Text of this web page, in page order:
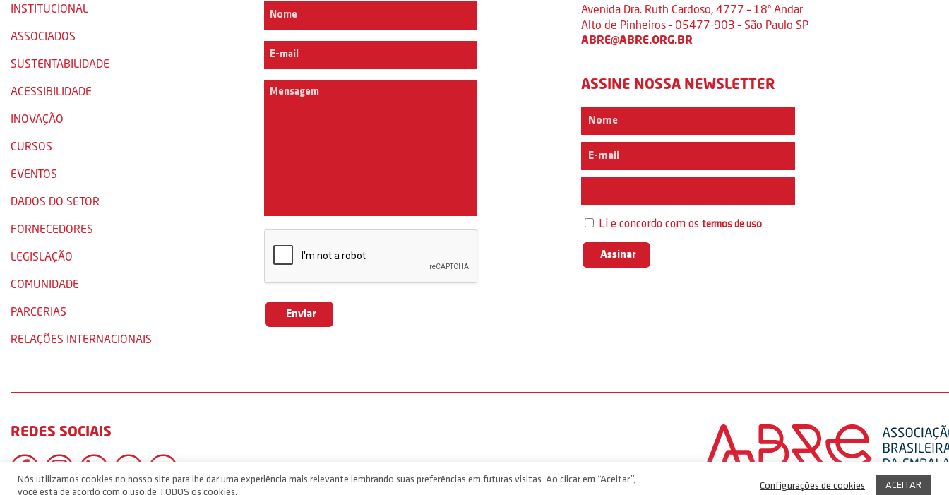
INSTITUCIONAL
ASSOCIADOS
SUSTENTABILIDADE
ACESSIBILIDADE
INOVAÇÃO
CURSOS
EVENTOS
DADOS DO SETOR
FORNECEDORES
LEGISLAÇÃO
COMUNIDADE
PARCERIAS
RELAÇÕES INTERNACIONAIS
Avenida Dra. Ruth Cardoso, 4777 – 18º Andar
Alto de Pinheiros – 05477-903 – São Paulo SP
ABRE@ABRE.ORG.BR
ASSINE NOSSA NEWSLETTER
Li e concordo com ostermos de uso
REDES SOCIAIS
Nós utilizamos cookies no nosso site para lhe dar uma experiência mais relevante lembrando suas preferências em futuras visitas. Ao clicar em “Aceitar”,
você está de acordo com o uso de TODOS os cookies.
Configurações de cookies ACEITAR